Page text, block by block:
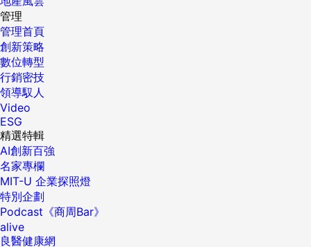
管理
管理首頁
創新策略
數位轉型
行銷密技
領導馭人
Video
ESG
精選特輯
AI創新百強
名家專欄
MIT-U 企業探照燈
特別企劃
Podcast《商周Bar》
alive
良醫健康網